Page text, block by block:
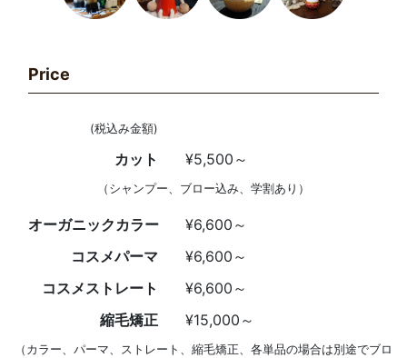
Price
(税込み金額)
カット ¥5,500～
（シャンプー、ブロー込み、学割あり）
オーガニックカラー
¥6,600～
コスメパーマ
¥6,600～
コスメストレート
¥6,600～
縮毛矯正
¥15,000～
（カラー、パーマ、ストレート、縮毛矯正、各単品の場合は別途でブロ